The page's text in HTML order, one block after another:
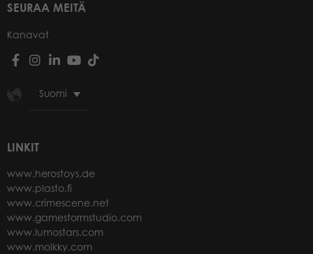
SEURAA MEITÄ
Kanavat
Suomi
LINKIT
www.herostoys.de
www.plasto.fi
www.crimescene.net
www.gamestormstudio.com
www.lumostars.com
www.molkky.com